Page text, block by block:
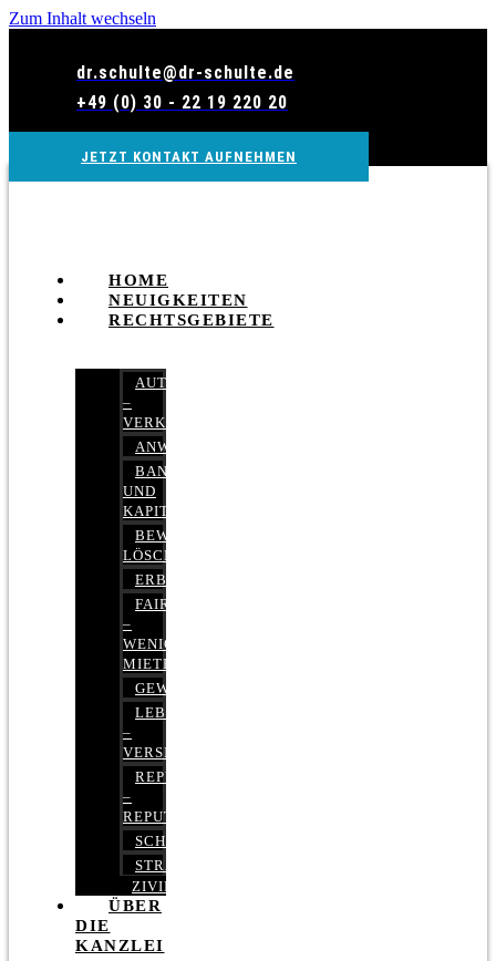
Zum Inhalt wechseln
dr.schulte@dr-schulte.de
+49 (0) 30 - 22 19 220 20
JETZT KONTAKT AUFNEHMEN
HOME
NEUIGKEITEN
RECHTSGEBIETE
AUTOBETRUG
–
VERKEHRSRECHT
ANWALTSHAFTUNGSRECHT
BANK-
UND
KAPITALMARKTRECHT
BEWERTUNGEN
LÖSCHEN
ERBRECHT
FAIRMIETEN
–
WENIGER
MIETE
GEWERBERECHT
LEBENSVERSICHERUNG
–
VERSICHERUNGSRECHT
REPUTATIONSRECHT
–
REPUTATIONSMANAGEMENT
SCHUFARECHT
STRAFRECHT
ZIVILRECHT
ÜBER
DIE
KANZLEI